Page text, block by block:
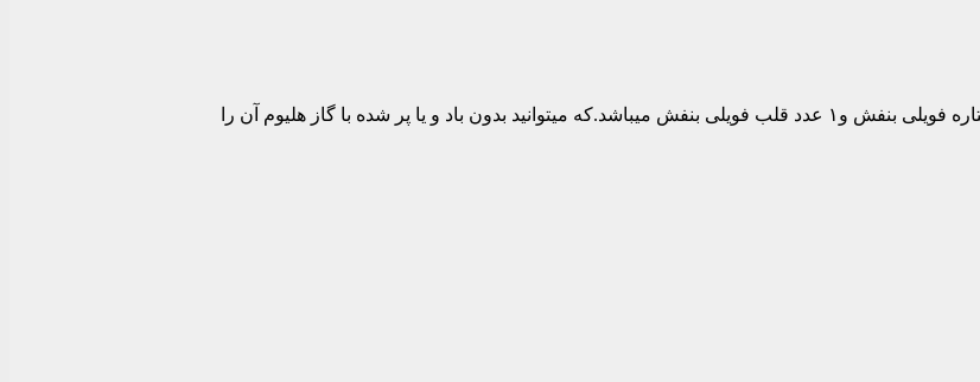
این بسته شامل ۵ عدد بادکنک بنفش لاتکسی،۳عدد بادکنک پولکی بنفش،۱عدد ستاره فویلی بنفش و۱ عدد قلب فویلی بنفش میباشد.که میتوانید بدون باد و یا پر شده با گاز هلیوم آن را